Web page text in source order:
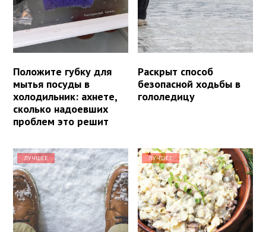
Положите губку для
мытья посуды в
холодильник: ахнете,
сколько надоевших
проблем это решит
Раскрыт способ
безопасной ходьбы в
гололедицу
ЛУЧШЕЕ ЛУЧШЕЕ